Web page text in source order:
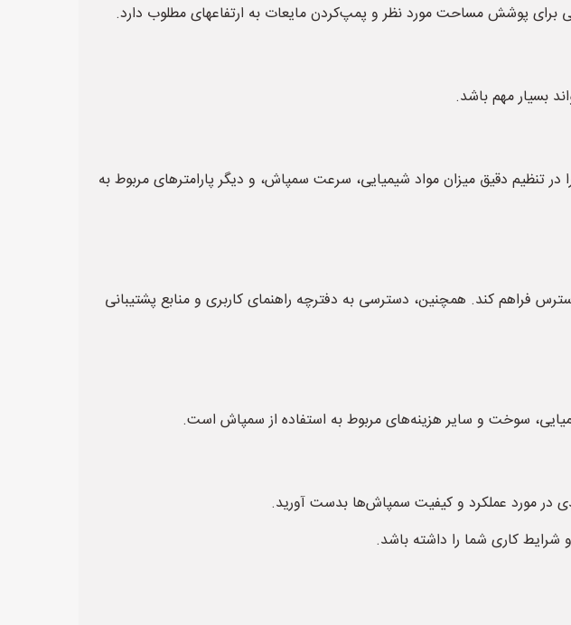
پوشش مساحت مورد نظر و پمپ‌کردن مایعات به ارتفاعهای مطلوب دارد.
بسیار مهم باشد.
تنظیم دقیق میزان مواد شیمیایی، سرعت سمپاش، و دیگر پارامترهای مربوط به
کند. همچنین، دسترسی به دفترچه راهنمای کاربری و منابع پشتیبانی
در مورد عملکرد و کیفیت سمپاش‌ها بدست آورید.
شرایط کاری شما را داشته باشد.